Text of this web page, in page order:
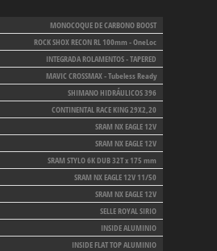
MONOCOQUE DE CARBONO BOOST
ROCK SHOX RECON RL 100mm - OneLoc
INTEGRADA ROLAMENTOS - TAPERED
MAVIC CROSSMAX - Tubeless Ready
SHIMANO HIDRÁULICOS 396
CONTINENTAL RACE KING 29X2,20
SRAM NX EAGLE 12V
SRAM NX EAGLE 12V
SRAM STYLO 6K DUB 32T x 175 mm
SRAM NX EAGLE 12V 11/50
SRAM NX EAGLE 12V
SELLE ROYAL SIRIO
INSIDE ALUMINIO
INSIDE FLAT TOP ALUMINIO